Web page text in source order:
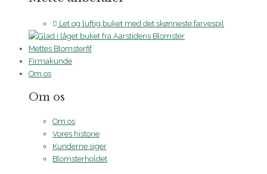
Let og luftig buket med det skønneste farvespil
Mettes Blomsterfif
Firmakunde
Om os
Om os
Om os
Vores historie
Kunderne siger
Blomsterholdet